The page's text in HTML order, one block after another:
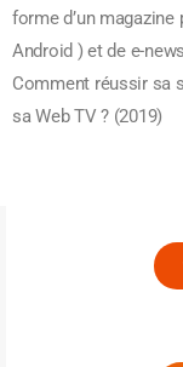
forme d’un magazine
Android ) et de e-
Comment réussir sa
sa Web TV ? (2019)